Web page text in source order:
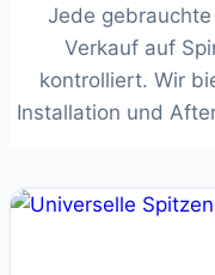
Jede
Verkauf auf
kontrolliert. Wir
Installation und